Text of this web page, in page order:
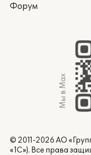
Форум
Мы в Max
© 2011-2026 АО
«1С»). Все права